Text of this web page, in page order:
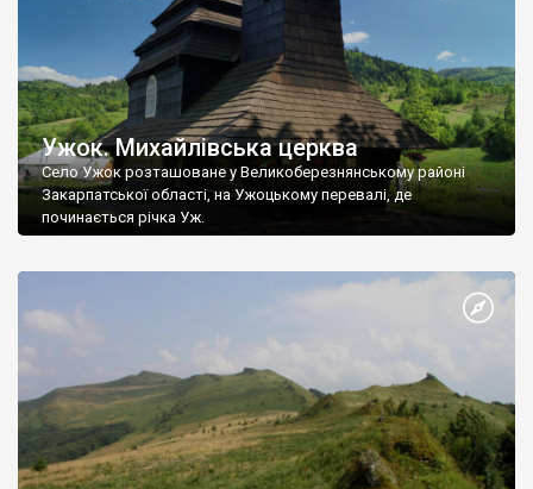
Ужок. Михайлівська церква
Село Ужок розташоване у Великоберезнянському районі
Закарпатської області, на Ужоцькому перевалі, де
починається річка Уж.